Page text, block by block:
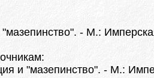
"мазепинство". - М.:
и "мазепинство". - М.: